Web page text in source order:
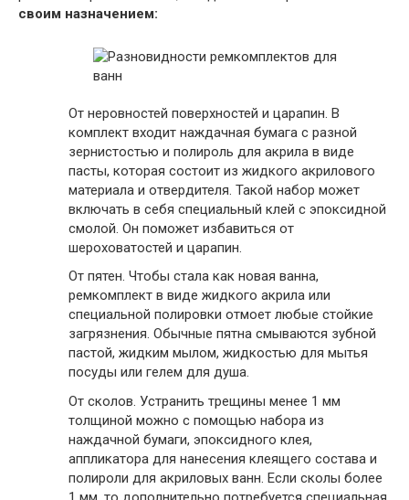
своим назначением:
От неровностей поверхностей и царапин. В
комплект входит наждачная бумага с разной
зернистостью и полироль для акрила в виде
пасты, которая состоит из жидкого акрилового
материала и отвердителя. Такой набор может
включать в себя специальный клей с эпоксидной
смолой. Он поможет избавиться от
шероховатостей и царапин.
От пятен. Чтобы стала как новая ванна,
ремкомплект в виде жидкого акрила или
специальной полировки отмоет любые стойкие
загрязнения. Обычные пятна смываются зубной
пастой, жидким мылом, жидкостью для мытья
посуды или гелем для душа.
От сколов. Устранить трещины менее 1 мм
толщиной можно с помощью набора из
наждачной бумаги, эпоксидного клея,
аппликатора для нанесения клеящего состава и
полироли для акриловых ванн. Если сколы более